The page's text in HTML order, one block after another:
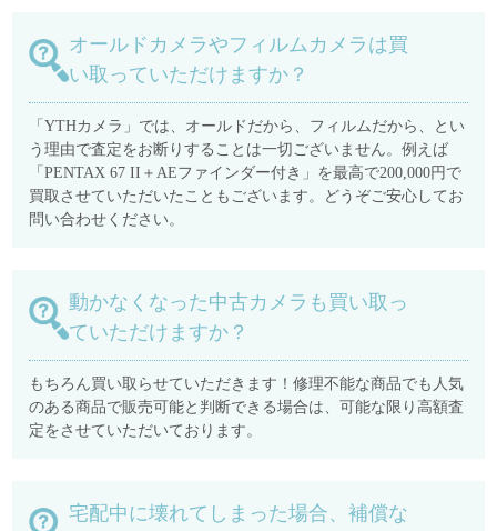
オールドカメラやフィルムカメラは買
い取っていただけますか？
「YTHカメラ」では、オールドだから、フィルムだから、とい
う理由で査定をお断りすることは一切ございません。例えば
「PENTAX 67 II＋AEファインダー付き」を最高で200,000円で
買取させていただいたこともございます。どうぞご安心してお
問い合わせください。
動かなくなった中古カメラも買い取っ
ていただけますか？
もちろん買い取らせていただきます！修理不能な商品でも人気
のある商品で販売可能と判断できる場合は、可能な限り高額査
定をさせていただいております。
宅配中に壊れてしまった場合、補償な